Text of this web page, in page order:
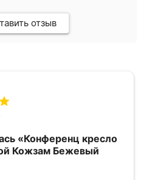
отзыв
«Конференц кресло
Кожзам Бежевый